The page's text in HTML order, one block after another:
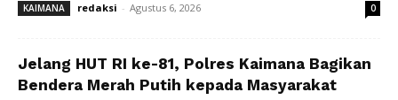
KAIMANA redaksi - Agustus 6, 2026 0
Jelang HUT RI ke-81, Polres Kaimana Bagikan
Bendera Merah Putih kepada Masyarakat